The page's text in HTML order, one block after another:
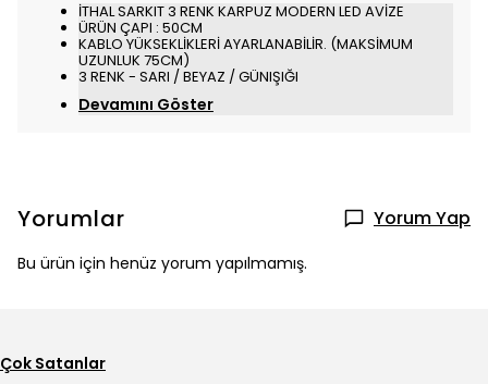
İTHAL SARKIT 3 RENK KARPUZ MODERN LED AVİZE
ÜRÜN ÇAPI : 50CM
KABLO YÜKSEKLİKLERİ AYARLANABİLİR. (MAKSİMUM
UZUNLUK 75CM)
3 RENK - SARI / BEYAZ / GÜNIŞIĞI
Devamını Göster
Yorumlar Yorum Yap
Bu ürün için henüz yorum yapılmamış.
Çok Satanlar